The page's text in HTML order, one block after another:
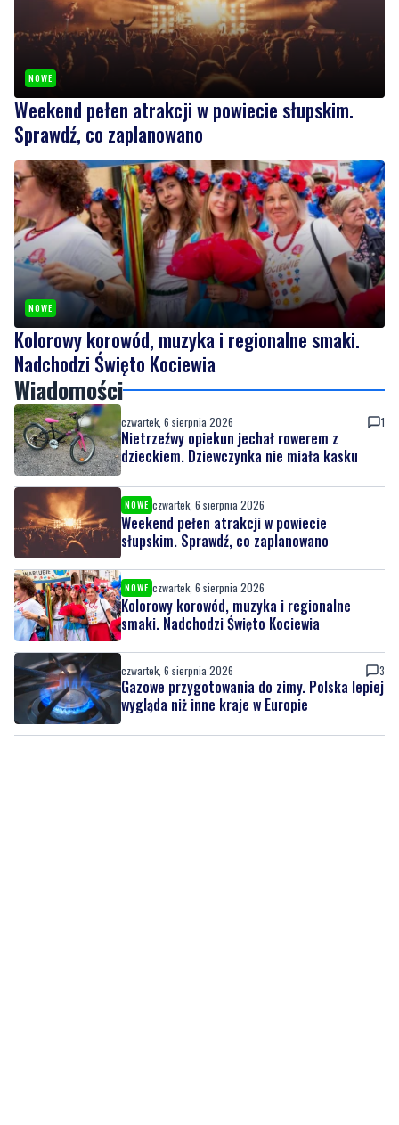
NOWE
Weekend pełen atrakcji w powiecie słupskim.
Sprawdź, co zaplanowano
NOWE
Kolorowy korowód, muzyka i regionalne smaki.
Nadchodzi Święto Kociewia
Wiadomości
czwartek, 6 sierpnia 2026 1
Nietrzeźwy opiekun jechał rowerem z
dzieckiem. Dziewczynka nie miała kasku
NOWE czwartek, 6 sierpnia 2026
Weekend pełen atrakcji w powiecie
słupskim. Sprawdź, co zaplanowano
NOWE czwartek, 6 sierpnia 2026
Kolorowy korowód, muzyka i regionalne
smaki. Nadchodzi Święto Kociewia
czwartek, 6 sierpnia 2026 3
Gazowe przygotowania do zimy. Polska lepiej
wygląda niż inne kraje w Europie